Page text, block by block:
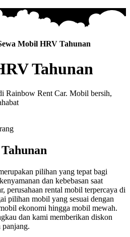
Mobil HRV Tahunan
Tahunan
Rainbow Rent Car. Mobil bersih,
pilihan yang tepat bagi
dan kebebasan saat
perusahaan rental mobil terpercaya di
pilihan mobil yang sesuai dengan
ekonomi hingga mobil mewah.
dan kami memberikan diskon
panjang.